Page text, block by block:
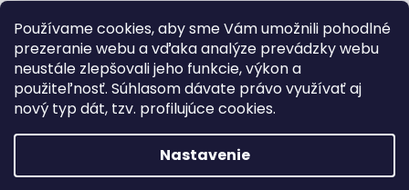
Používame cookies, aby sme Vám umožnili pohodlné
prezeranie webu a vďaka analýze prevádzky webu
neustále zlepšovali jeho funkcie, výkon a
použiteľnosť. Súhlasom dávate právo využívať aj
nový typ dát, tzv. profilujúce cookies.
Nastavenie
Naša garancia
Sponzorujeme
Affiliate program